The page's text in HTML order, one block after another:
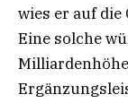
wies er auf die
Eine solche